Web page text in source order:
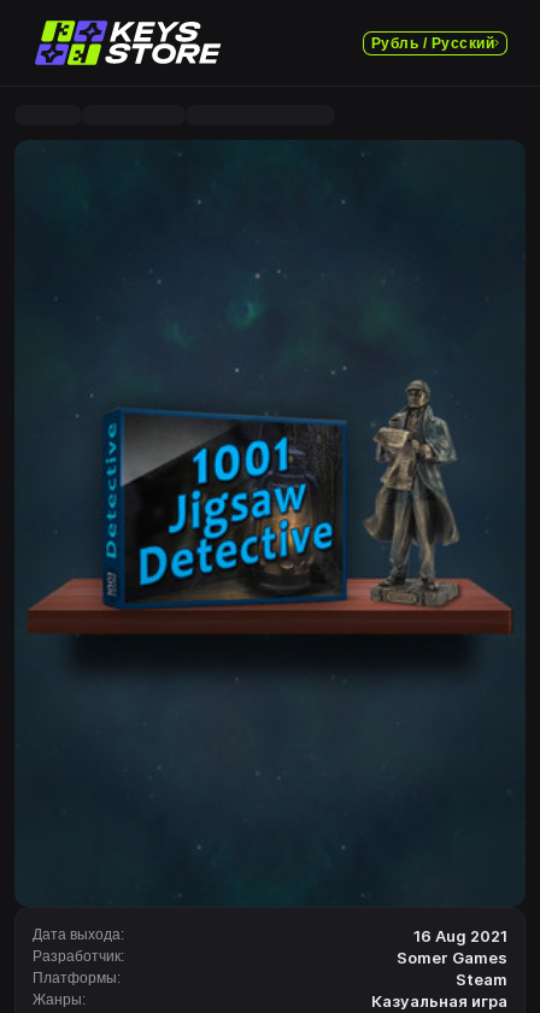
Рубль / Русский
Дата выхода: 16 Aug 2021
Разработчик: Somer Games
Платформы: Steam
Жанры: Казуальная игра